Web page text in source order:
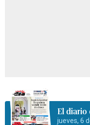
El diario
jueves, 6